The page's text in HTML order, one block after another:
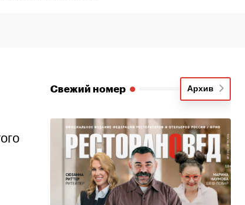
Свежий номер Архив